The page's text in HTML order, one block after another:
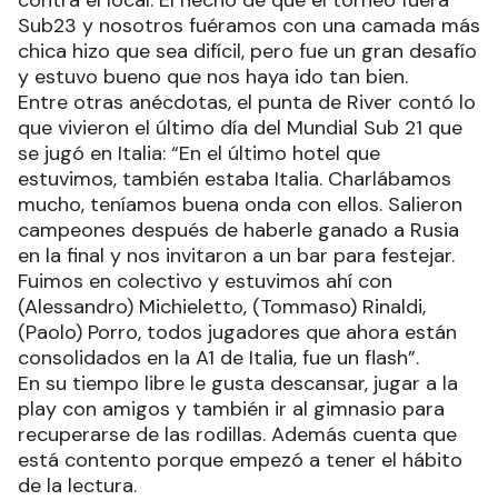
Sub23 y nosotros fuéramos con una camada más
chica hizo que sea difícil, pero fue un gran desafío
y estuvo bueno que nos haya ido tan bien.
Entre otras anécdotas, el punta de River contó lo
que vivieron el último día del Mundial Sub 21 que
se jugó en Italia: “En el último hotel que
estuvimos, también estaba Italia. Charlábamos
mucho, teníamos buena onda con ellos. Salieron
campeones después de haberle ganado a Rusia
en la final y nos invitaron a un bar para festejar.
Fuimos en colectivo y estuvimos ahí con
(Alessandro) Michieletto, (Tommaso) Rinaldi,
(Paolo) Porro, todos jugadores que ahora están
consolidados en la A1 de Italia, fue un flash”.
En su tiempo libre le gusta descansar, jugar a la
play con amigos y también ir al gimnasio para
recuperarse de las rodillas. Además cuenta que
está contento porque empezó a tener el hábito
de la lectura.